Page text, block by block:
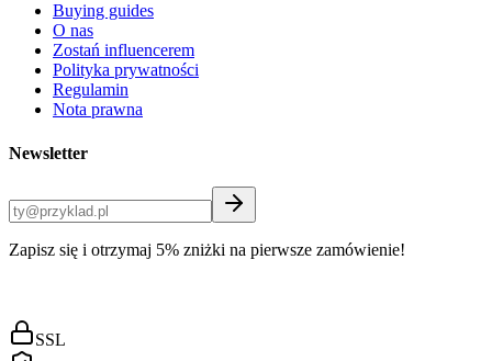
Buying guides
O nas
Zostań influencerem
Polityka prywatności
Regulamin
Nota prawna
Newsletter
Zapisz się i otrzymaj 5% zniżki na pierwsze zamówienie!
SSL